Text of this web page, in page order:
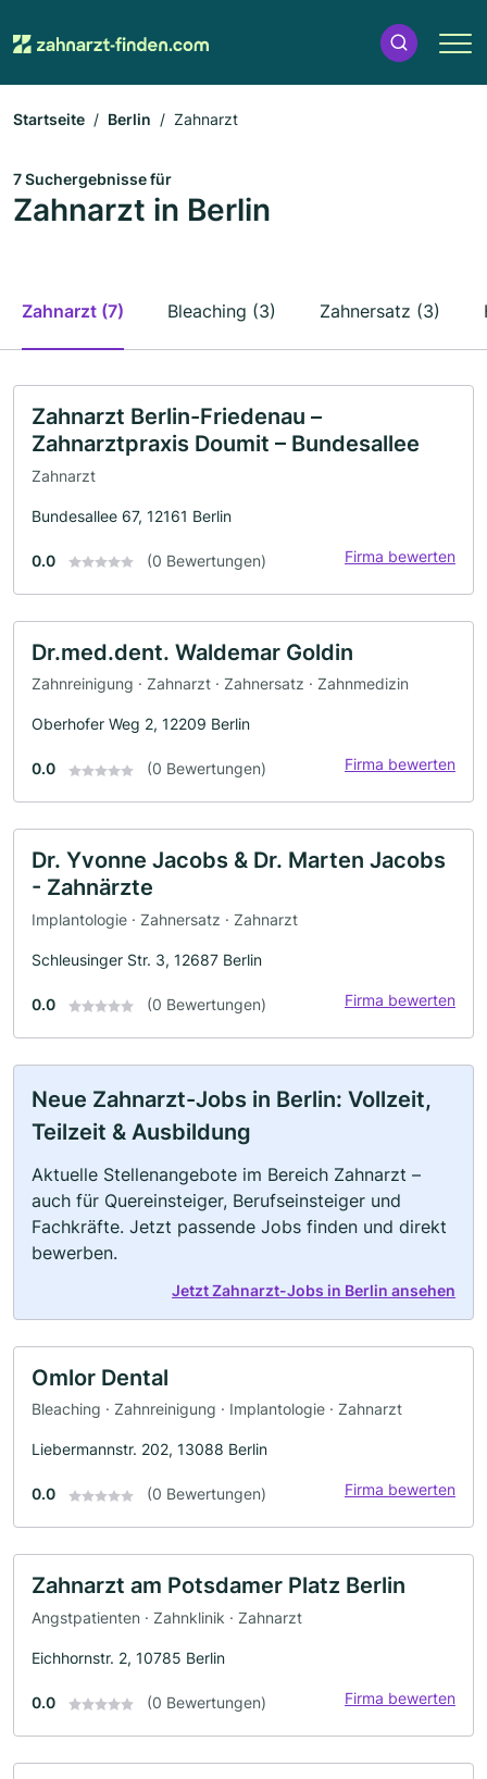
Startseite Berlin Zahnarzt
7 Suchergebnisse für
Zahnarzt in Berlin
Zahnarzt (7) Bleaching (3) Zahnersatz (3)
Zahnarzt Berlin-Friedenau –
Zahnarztpraxis Doumit – Bundesallee
Zahnarzt
Bundesallee 67, 12161 Berlin
0.0 (0 Bewertungen) Firma bewerten
Dr.med.dent. Waldemar Goldin
Zahnreinigung · Zahnarzt · Zahnersatz · Zahnmedizin
Oberhofer Weg 2, 12209 Berlin
0.0 (0 Bewertungen) Firma bewerten
Dr. Yvonne Jacobs & Dr. Marten Jacobs
- Zahnärzte
Implantologie · Zahnersatz · Zahnarzt
Schleusinger Str. 3, 12687 Berlin
0.0 (0 Bewertungen) Firma bewerten
Neue Zahnarzt-Jobs in Berlin: Vollzeit,
Teilzeit & Ausbildung
Aktuelle Stellenangebote im Bereich Zahnarzt –
auch für Quereinsteiger, Berufseinsteiger und
Fachkräfte. Jetzt passende Jobs finden und direkt
bewerben.
Jetzt Zahnarzt-Jobs in Berlin ansehen
Omlor Dental
Bleaching · Zahnreinigung · Implantologie · Zahnarzt
Liebermannstr. 202, 13088 Berlin
0.0 (0 Bewertungen) Firma bewerten
Zahnarzt am Potsdamer Platz Berlin
Angstpatienten · Zahnklinik · Zahnarzt
Eichhornstr. 2, 10785 Berlin
0.0 (0 Bewertungen) Firma bewerten